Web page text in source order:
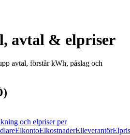
avtal & elpriser
avtal, förstår kWh, påslag och
och elpriser per
ElkontoElkostnaderElleverantör